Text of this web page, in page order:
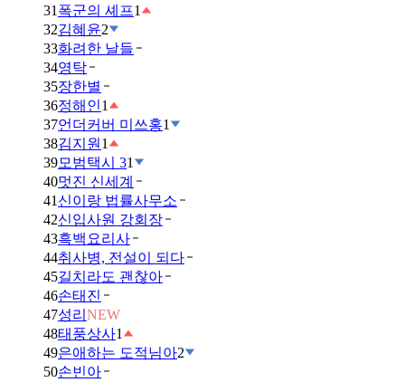
31 폭군의 셰프1
32김혜윤2
33화려한 날들
34영탁
35장한별
36정해인1
37언더커버 미쓰홍1
38김지원 1
39모범택시 31
40멋진 신세계
41 신이랑 법률사무소
42신입사원 강회장
43흑백요리사
44취사병, 전설이 되다
45길치라도 괜찮아
46손태진
47성리 NEW
48태풍상사1
49은애하는 도적님아2
50손빈아